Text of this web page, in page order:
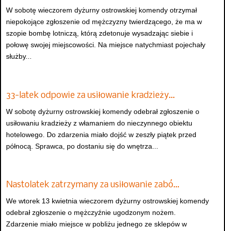
W sobotę wieczorem dyżurny ostrowskiej komendy otrzymał
niepokojące zgłoszenie od mężczyzny twierdzącego, że ma w
szopie bombę lotniczą, którą zdetonuje wysadzając siebie i
połowę swojej miejscowości. Na miejsce natychmiast pojechały
służby...
33-latek odpowie za usiłowanie kradzieży…
W sobotę dyżurny ostrowskiej komendy odebrał zgłoszenie o
usiłowaniu kradzieży z włamaniem do nieczynnego obiektu
hotelowego. Do zdarzenia miało dojść w zeszły piątek przed
północą. Sprawca, po dostaniu się do wnętrza...
Nastolatek zatrzymany za usiłowanie zabó…
We wtorek 13 kwietnia wieczorem dyżurny ostrowskiej komendy
odebrał zgłoszenie o mężczyźnie ugodzonym nożem.
Zdarzenie miało miejsce w pobliżu jednego ze sklepów w